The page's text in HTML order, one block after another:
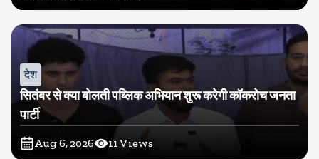
देश
सितंबर से क्या बोलती पब्लिक अभियान शुरू करेगी कॉकरोच जनता
पार्टी
Aug 6, 2026 11 Views